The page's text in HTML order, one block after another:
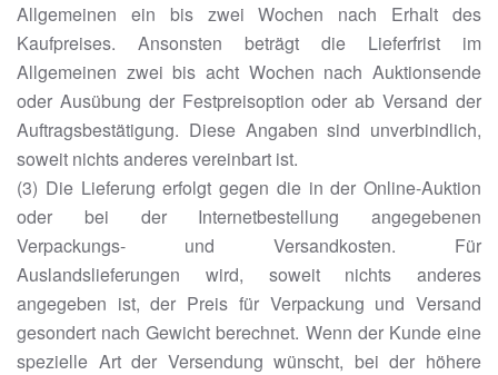
Allgemeinen ein bis zwei Wochen nach Erhalt des
Kaufpreises. Ansonsten beträgt die Lieferfrist im
Allgemeinen zwei bis acht Wochen nach Auktionsende
oder Ausübung der Festpreisoption oder ab Versand der
Auftragsbestätigung. Diese Angaben sind unverbindlich,
soweit nichts anderes vereinbart ist.
(3) Die Lieferung erfolgt gegen die in der Online-Auktion
oder bei der Internetbestellung angegebenen
Verpackungs- und Versandkosten. Für
Auslandslieferungen wird, soweit nichts anderes
angegeben ist, der Preis für Verpackung und Versand
gesondert nach Gewicht berechnet. Wenn der Kunde eine
spezielle Art der Versendung wünscht, bei der höhere